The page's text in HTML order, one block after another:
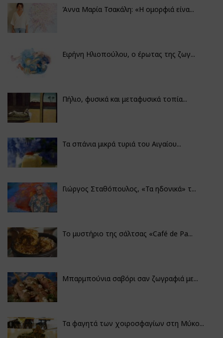
Άννα Μαρία Τσακάλη: «Η ομορφιά είνα...
Ειρήνη Ηλιοπούλου, ο έρωτας της ζωγ...
Πήλιο, φυσικά και μεταφυσικά τοπία...
Τα σπάνια μικρά τυριά του Αιγαίου...
Γιώργος Σταθόπουλος, «Τα ηδονικά» τ...
Το μυστήριο της σάλτσας «Café de Pa...
Μπαρμπούνια σαβόρι σαν ζωγραφιά με...
Τα φαγητά των χοιροσφαγίων στη Μύκο...